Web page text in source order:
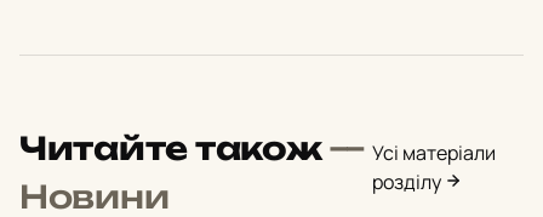
Читайте також—
Новини
Усі матеріали
розділу